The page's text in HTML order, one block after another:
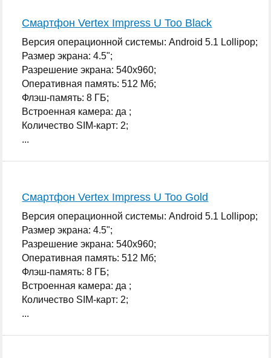
Смартфон Vertex Impress U Too Black
Версия операционной системы: Android 5.1 Lollipop;
Размер экрана: 4.5";
Разрешение экрана: 540x960;
Оперативная память: 512 Мб;
Флэш-память: 8 ГБ;
Встроенная камера: да ;
Количество SIM-карт: 2;
...
Смартфон Vertex Impress U Too Gold
Версия операционной системы: Android 5.1 Lollipop;
Размер экрана: 4.5";
Разрешение экрана: 540x960;
Оперативная память: 512 Мб;
Флэш-память: 8 ГБ;
Встроенная камера: да ;
Количество SIM-карт: 2;
...